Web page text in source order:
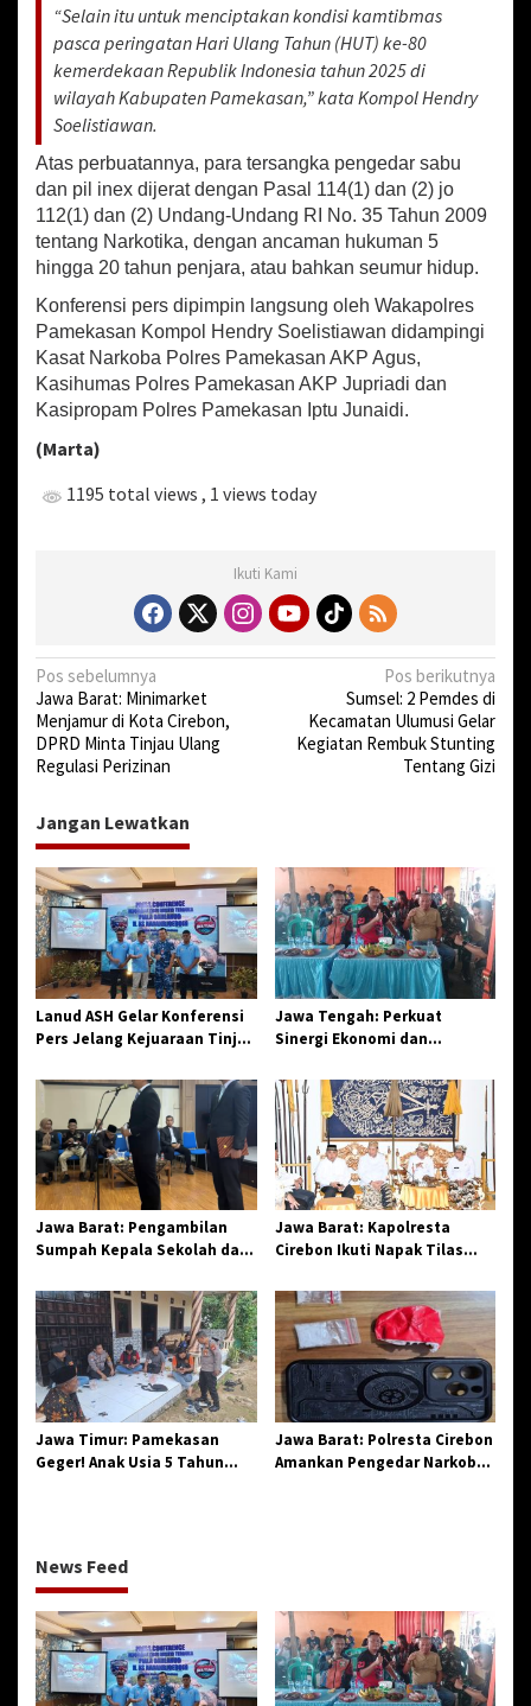
s
u
s
d
e
a
n
1
9
T
r
s
a
g
k
“Selain itu untuk menciptakan kondisi kamtibmas
pasca peringatan Hari Ulang Tahun (HUT) ke-80
kemerdekaan Republik Indonesia tahun 2025 di
wilayah Kabupaten Pamekasan,” kata Kompol Hendry
Soelistiawan.
Atas perbuatannya, para tersangka pengedar sabu
dan pil inex dijerat dengan Pasal 114(1) dan (2) jo
112(1) dan (2) Undang-Undang RI No. 35 Tahun 2009
tentang Narkotika, dengan ancaman hukuman 5
hingga 20 tahun penjara, atau bahkan seumur hidup.
Konferensi pers dipimpin langsung oleh Wakapolres
Pamekasan Kompol Hendry Soelistiawan didampingi
Kasat Narkoba Polres Pamekasan AKP Agus,
Kasihumas Polres Pamekasan AKP Jupriadi dan
Kasipropam Polres Pamekasan Iptu Junaidi.
(Marta)
1195 total views , 1 views today
Ikuti Kami
N
a
v
i
g
a
s
i
p
o
s
Pos sebelumnya
Jawa Barat: Minimarket
Menjamur di Kota Cirebon,
DPRD Minta Tinjau Ulang
Regulasi Perizinan
Pos berikutnya
Sumsel: 2 Pemdes di
Kecamatan Ulumusi Gelar
Kegiatan Rembuk Stunting
Tentang Gizi
Jangan Lewatkan
Lanud ASH Gelar Konferensi
Pers Jelang Kejuaraan Tinju
2026
Jawa Tengah: Perkuat
Sinergi Ekonomi dan
Jangkar Gelar Halal Bi Halal
di Losari
Jawa Barat: Pengambilan
Sumpah Kepala Sekolah dan
Penegasan Integritas
Aparatur Pendidikan dan
Birokrasi
Jawa Barat: Kapolresta
Cirebon Ikuti Napak Tilas
Sinergi dan Pelestarian
Sejarah
Jawa Timur: Pamekasan
Geger! Anak Usia 5 Tahun
Jawa Barat: Polresta Cirebon
Amankan Pengedar Narkoba
News Feed